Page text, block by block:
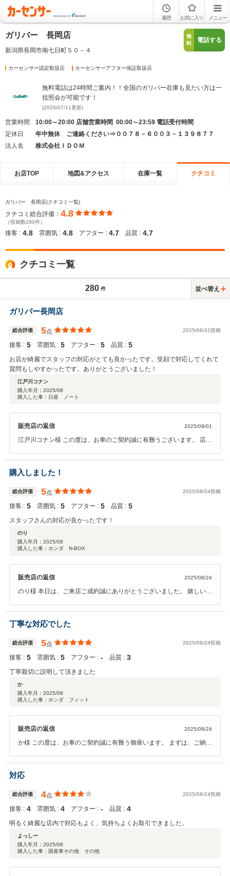
履歴 お気に入り メニュー
ガリバー 長岡店
新潟県長岡市南七日町５０－４
無
料
電話する
カーセンサー認定取扱店 カーセンサーアフター保証取扱店
無料電話は24時間ご案内！！全国のガリバー在庫も見たい方は一
括照会が可能です！
(2026/07/11更新)
営業時間
10:00～20:00 店舗営業時間 00:00～23:59 電話受付時間
定休日
年中無休 ご連絡ください⇒００７８－６００３－１３９８７７
法人名
株式会社ＩＤＯＭ
お店TOP 地図&アクセス 在庫一覧 クチコミ
ガリバー 長岡店(クチコミ一覧)
クチコミ総合評価： 4.8
（投稿数280件）
接客 : 4.8 雰囲気 : 4.8 アフター : 4.7 品質 : 4.7
クチコミ一覧
280 件 並べ替え
ガリバー長岡店
総合評価 5点 2025/08/31投稿
接客 : 5 雰囲気 : 5 アフター : 5 品質 : 5
お店が綺麗でスタッフの対応がとても良かったです。笑顔で対応してくれて
質問もしやすかったです。ありがとうございました！
江戸川コナン
購入年月： 2025/08
購入した車：日産 ノート
販売店の返信 2025/09/01
江戸川コナン様 この度は、お車のご契約誠に有難うございます。 店舗
お願い致します。
購入しました！
総合評価 5点 2025/08/24投稿
接客 : 5 雰囲気 : 5 アフター : 5 品質 : 5
スタッフさんの対応が良かったです！
のり
購入年月： 2025/08
購入した車：ホンダ N-BOX
販売店の返信 2025/08/24
のり様 本日は、ご来店ご成約誠にありがとうございました。 嬉しいお
お願い申し上げます。 ガリバー長岡店 松前
丁寧な対応でした
総合評価 5点 2025/08/24投稿
接客 : 5 雰囲気 : 5 アフター : ‐ 品質 : 3
丁寧親切に説明して頂きました
か
購入年月： 2025/08
購入した車：ホンダ フィット
販売店の返信 2025/08/24
か様 この度は、お車のご契約誠に有難う御座います。 まずは、ご納車
下さい。 今後とも宜しくお願い致します。
対応
総合評価 4点 2025/08/24投稿
接客 : 4 雰囲気 : 4 アフター : ‐ 品質 : 4
明るく綺麗な店内で対応もよく、気持ちよくお取引できました。
よっしー
購入年月： 2025/08
購入した車：国産車その他 その他